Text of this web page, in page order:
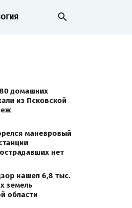
search
домашних
из Псковской
маневровый
нет
нашел 6,8 тыс.
земель
области